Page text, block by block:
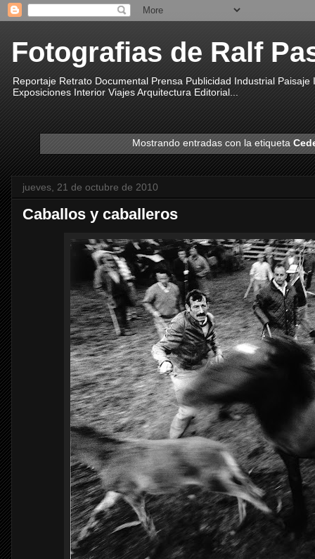
Fotografias de Ralf
Reportaje Retrato Documental Prensa Publicidad Industrial
Exposiciones Interior Viajes Arquitectura Editorial...
Mostrando entradas con la etiqueta
jueves, 21 de octubre de 2010
Caballos y caballeros